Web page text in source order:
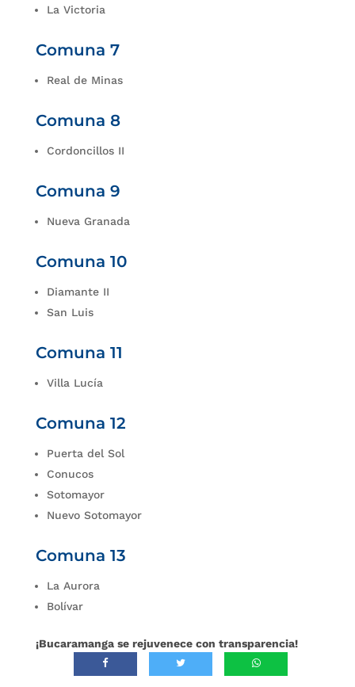
La Victoria
Comuna 7
Real de Minas
Comuna 8
Cordoncillos II
Comuna 9
Nueva Granada
Comuna 10
Diamante II
San Luis
Comuna 11
Villa Lucía
Comuna 12
Puerta del Sol
Conucos
Sotomayor
Nuevo Sotomayor
Comuna 13
La Aurora
Bolívar
¡Bucaramanga se rejuvenece con transparencia!